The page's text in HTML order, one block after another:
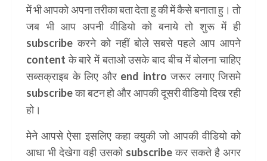
में भी आपको अपना तरीका बता देता हु की में कैसे बनाता हु। तो
जब भी आप अपनी वीडियो को बनाये तो शुरू में ही
subscribe करने को नहीं बोले सबसे पहले आप आपने
content के बारे में बताओ उसके बाद बीच में बोलना चाहिए
सब्सक्राइब के लिए और end intro जरूर लगाए जिसमे
subscribe का बटन हो और आपकी दूसरी वीडियो दिख रही
हो।
मेने आपसे ऐसा इसलिए कहा क्युकी जो आपकी वीडियो को
आधा भी देखेगा वही उसको subscribe कर सकते है अगर